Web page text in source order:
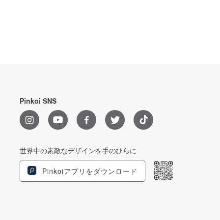
Pinkoi SNS
世界中の素敵なデザインを手のひらに
Pinkoiアプリをダウンロード